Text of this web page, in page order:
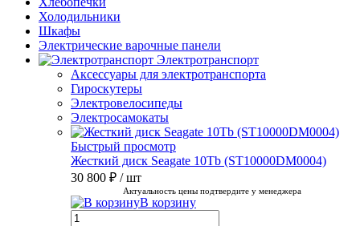
Холодильники
Шкафы
Электрические варочные панели
Электротранспорт
Аксессуары для электротранспорта
Гироскутеры
Электровелосипеды
Электросамокаты
Быстрый просмотр
Жесткий диск Seagate 10Tb (ST10000DM0004)
30 800 ₽ / шт
Актуальность цены подтвердите у менеджера
В корзину